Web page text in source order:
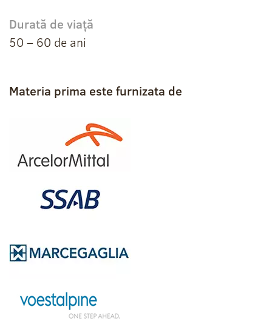
Durată de viață
50 – 60 de ani
Materia prima este furnizata de